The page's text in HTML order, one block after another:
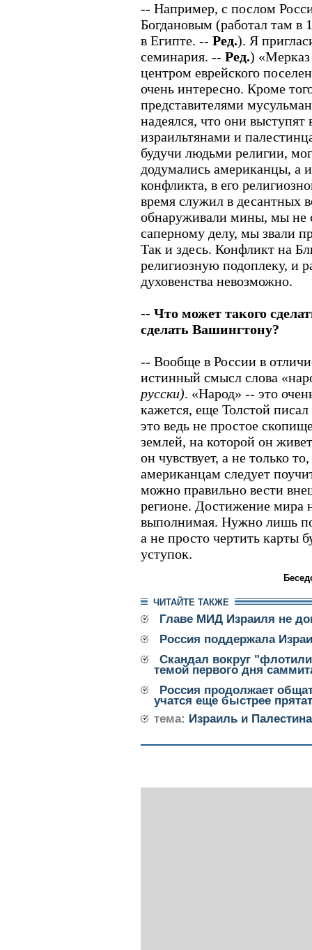
-- Например, с послом
Богдановым (работал там в
в Египте. -- Ред.). Я
семинария. -- Ред.) «Мерказ
центром еврейского
очень интересно. Кроме
представителями
надеялся, что они
израильтянами и
будучи людьми религии,
додумались американцы, а
конфликта, в его
время служил в десантных
обнаруживали мины, мы не
саперному делу, мы звали
Так и здесь. Конфликт на
религиозную подоплеку, и
духовенства невозможно.
-- Что может такого
сделать Вашингтону?
-- Вообще в России в
истинный смысл слова
русски). «Народ» -- это
кажется, еще Толстой
это ведь не простое
землей, на которой он
он чувствует, а не только
американцам следует
можно правильно вести
регионе. Достижение мира
выполнимая. Нужно лишь
а не просто чертить карты
уступок.
ЧИТАЙТЕ ТАКЖЕ
Главе МИД Израиля не
Россия поддержала
Скандал вокруг
темой первого дня
Россия продолжает
учатся еще быстрее
тема: Израиль и Палестина